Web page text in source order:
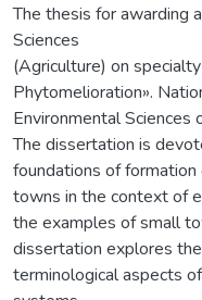
The thesis for awarding
Sciences
(Agriculture) on
Phytomelioration».
Environmental Sciences
The dissertation is
foundations of
towns in the context of
the examples of small
dissertation explores
terminological aspects